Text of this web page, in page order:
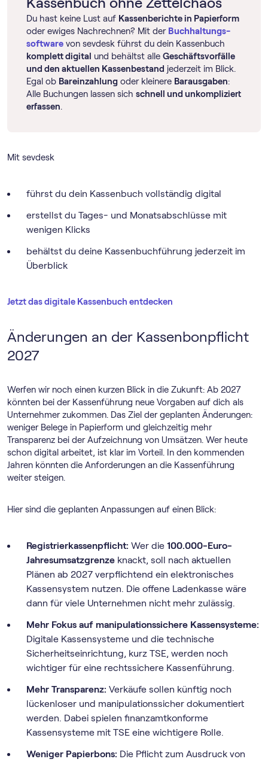
Du hast keine Lust auf Kassenberichte in Papierform
oder ewiges Nachrechnen? Mit der Buch­haltungs­
software von sevdesk führst du dein Kassenbuch
komplett digital und behältst alle Geschäftsvorfälle
und den aktuellen Kassenbestand jederzeit im Blick.
Egal ob Bareinzahlung oder kleinere Barausgaben:
Alle Buchungen lassen sich schnell und unkompliziert
erfassen.
Mit sevdesk
führst du dein Kassenbuch vollständig digital
erstellst du Tages- und Monatsabschlüsse mit
wenigen Klicks
behältst du deine Kassenbuchführung jederzeit im
Überblick
Jetzt das digitale Kassenbuch entdecken
Änderungen an der Kassenbonpflicht
2027
Werfen wir noch einen kurzen Blick in die Zukunft: Ab 2027
könnten bei der Kassenführung neue Vorgaben auf dich als
Unternehmer zukommen. Das Ziel der geplanten Änderungen:
weniger Belege in Papierform und gleichzeitig mehr
Transparenz bei der Aufzeichnung von Umsätzen. Wer heute
schon digital arbeitet, ist klar im Vorteil. In den kommenden
Jahren könnten die Anforderungen an die Kassenführung
weiter steigen.
Hier sind die geplanten Anpassungen auf einen Blick:
Registrierkassenpflicht: Wer die 100.000-Euro-
Jahresumsatzgrenze knackt, soll nach aktuellen
Plänen ab 2027 verpflichtend ein elektronisches
Kassensystem nutzen. Die offene Ladenkasse wäre
dann für viele Unternehmen nicht mehr zulässig.
Mehr Fokus auf manipulationssichere Kassensysteme:
Digitale Kassensysteme und die technische
Sicherheitseinrichtung, kurz TSE, werden noch
wichtiger für eine rechtssichere Kassenführung.
Mehr Transparenz: Verkäufe sollen künftig noch
lückenloser und manipulationssicher dokumentiert
werden. Dabei spielen finanzamtkonforme
Kassensysteme mit TSE eine wichtigere Rolle.
Weniger Papierbons: Die Pflicht zum Ausdruck von